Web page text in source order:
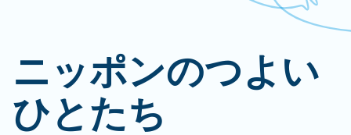
ニッポンのつよい
ひとたち